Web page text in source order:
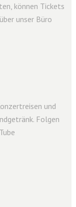
können Tickets
unser Büro
und
Folgen